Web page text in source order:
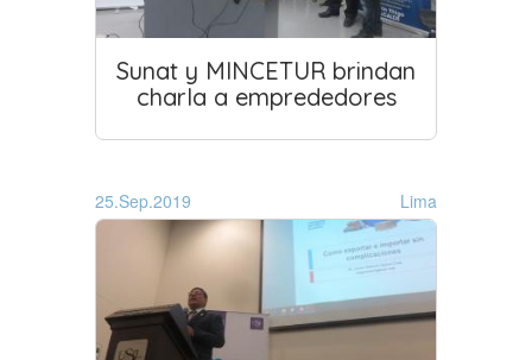
Sunat y MINCETUR brindan
charla a emprededores
25.Sep.2019 Lima